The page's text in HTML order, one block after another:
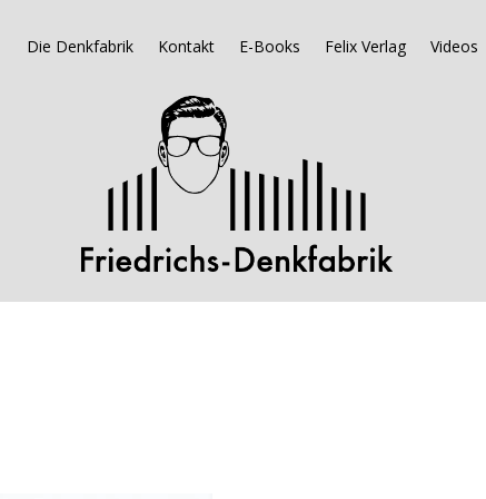
Die Denkfabrik Kontakt E-Books Felix Verlag Videos